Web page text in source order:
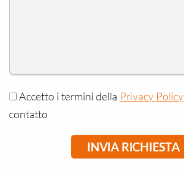
Accetto i termini della Privacy Policy
contatto